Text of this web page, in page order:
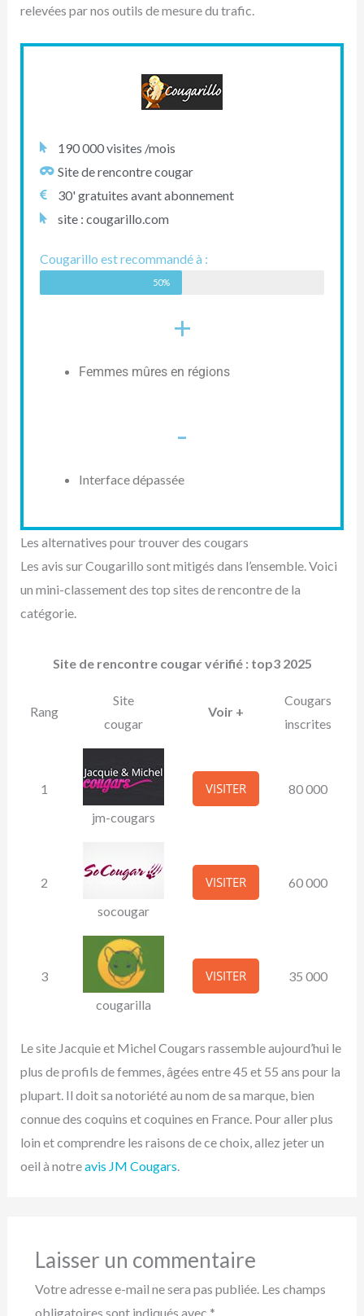
relevées par nos outils de mesure du trafic.
190 000 visites /mois
Site de rencontre cougar
30' gratuites avant abonnement
site : cougarillo.com
Cougarillo est recommandé à :
50%
+
Femmes mûres en régions
-
Interface dépassée
Les alternatives pour trouver des cougars
Les avis sur Cougarillo sont mitigés dans l’ensemble. Voici
un mini-classement des top sites de rencontre de la
catégorie.
Site de rencontre cougar vérifié : top3 2025
Rang
Site
cougar
Voir +
Cougars
inscrites
1
jm-cougars
VISITER 80 000
2
socougar
VISITER 60 000
3
cougarilla
VISITER 35 000
Le site Jacquie et Michel Cougars rassemble aujourd’hui le
plus de profils de femmes, âgées entre 45 et 55 ans pour la
plupart. Il doit sa notoriété au nom de sa marque, bien
connue des coquins et coquines en France. Pour aller plus
loin et comprendre les raisons de ce choix, allez jeter un
oeil à notreavis JM Cougars.
Laisser un commentaire
Votre adresse e-mail ne sera pas publiée. Les champs
obligatoires sont indiqués avec *